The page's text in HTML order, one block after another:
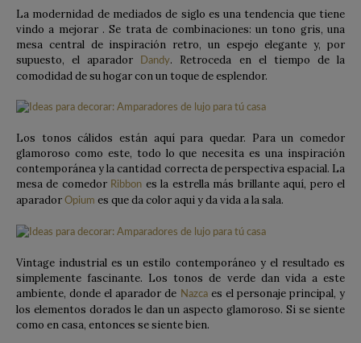
La modernidad de mediados de siglo es una tendencia que tiene
vindo a mejorar . Se trata de combinaciones: un tono gris, una
mesa central de inspiración retro, un espejo elegante y, por
supuesto, el aparador
Dandy. Retroceda en el tiempo de la
comodidad de su hogar con un toque de esplendor.
Los tonos cálidos están aquí para quedar. Para un comedor
glamoroso como este, todo lo que necesita es una inspiración
contemporánea y la cantidad correcta de perspectiva espacial. La
mesa de comedor Ribbon es la estrella más brillante aquí, pero el
aparador Opium es que da color aqui y da vida a la sala.
Vintage industrial es un estilo contemporáneo y el resultado es
simplemente fascinante. Los tonos de verde dan vida a este
ambiente, donde el aparador de Nazcaes el personaje principal, y
los elementos dorados le dan un aspecto glamoroso. Si se siente
como en casa, entonces se siente bien.